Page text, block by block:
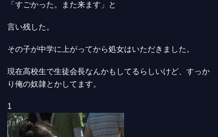
「すごかった。また来ます」と
言い残した。
その子が中学に上がってから処女はいただきました。
現在高校生で生徒会長なんかもしてるらしいけど、すっか
り俺の奴隷とかしてます。
1